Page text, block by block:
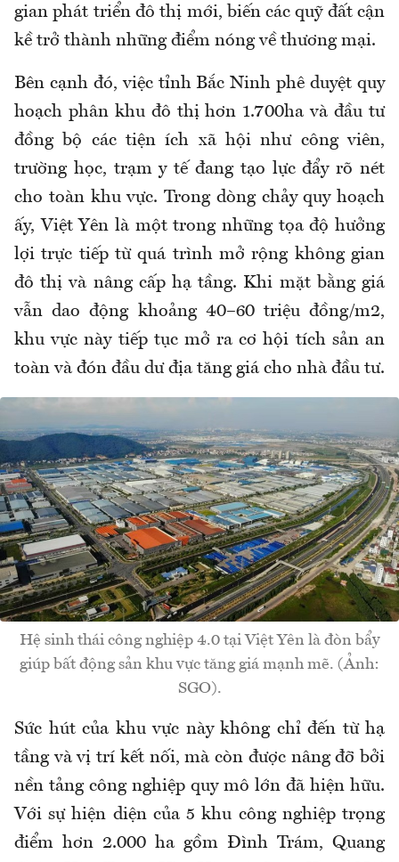
gian phát triển đô thị mới, biến các quỹ đất cận
kề trở thành những điểm nóng về thương mại.
Bên cạnh đó, việc tỉnh Bắc Ninh phê duyệt quy
hoạch phân khu đô thị hơn 1.700ha và đầu tư
đồng bộ các tiện ích xã hội như công viên,
trường học, trạm y tế đang tạo lực đẩy rõ nét
cho toàn khu vực. Trong dòng chảy quy hoạch
ấy, Việt Yên là một trong những tọa độ hưởng
lợi trực tiếp từ quá trình mở rộng không gian
đô thị và nâng cấp hạ tầng. Khi mặt bằng giá
vẫn dao động khoảng 40–60 triệu đồng/m2,
khu vực này tiếp tục mở ra cơ hội tích sản an
toàn và đón đầu dư địa tăng giá cho nhà đầu tư.
Hệ sinh thái công nghiệp 4.0 tại Việt Yên là đòn bẩy
giúp bất động sản khu vực tăng giá mạnh mẽ. (Ảnh:
SGO).
Sức hút của khu vực này không chỉ đến từ hạ
tầng và vị trí kết nối, mà còn được nâng đỡ bởi
nền tảng công nghiệp quy mô lớn đã hiện hữu.
Với sự hiện diện của 5 khu công nghiệp trọng
điểm hơn 2.000 ha gồm Đình Trám, Quang